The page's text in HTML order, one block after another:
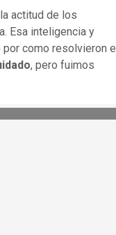
actitud de los
Esa inteligencia y
como resolvieron el
, pero fuimos